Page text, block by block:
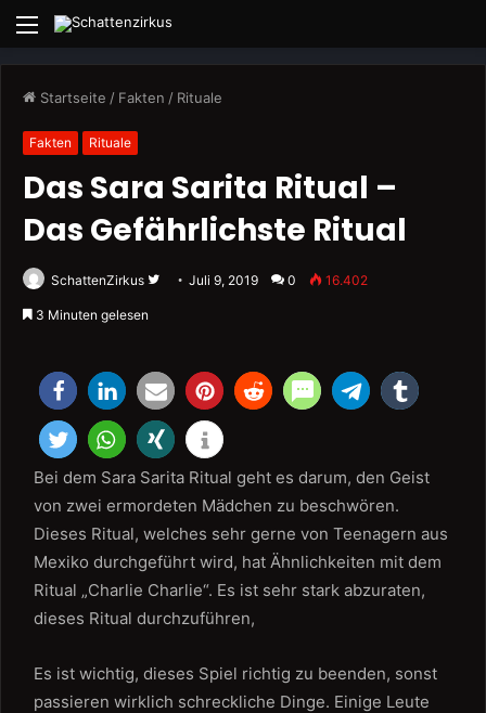
Menü
Startseite / Fakten / Rituale
Fakten Rituale
Das Sara Sarita Ritual –
Das Gefährlichste Ritual
SchattenZirkus
FolgeJuli 9, 2019 0 16.402
3 Minuten gelesen
Bei dem Sara Sarita Ritual geht es darum, den Geist
von zwei ermordeten Mädchen zu beschwören.
Dieses Ritual, welches sehr gerne von Teenagern aus
Mexiko durchgeführt wird, hat Ähnlichkeiten mit dem
Ritual „Charlie Charlie“. Es ist sehr stark abzuraten,
dieses Ritual durchzuführen,
Es ist wichtig, dieses Spiel richtig zu beenden, sonst
passieren wirklich schreckliche Dinge. Einige Leute